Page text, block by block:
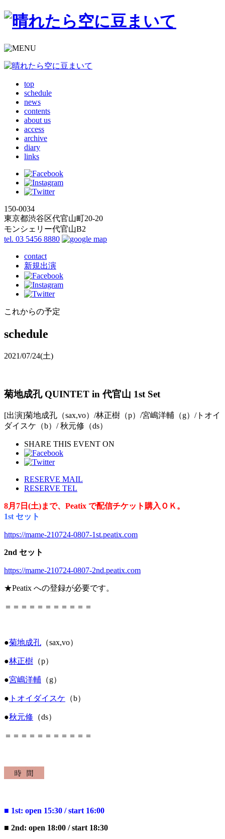
top
schedule
news
contents
about us
access
archive
diary
links
150-0034
東京都渋谷区代官山町20-20
モンシェリー代官山B2
tel. 03 5456 8880
contact
新規出演
これからの予定
schedule
2021/07/24(土)
菊地成孔 QUINTET in 代官山 1st Set
[出演]菊地成孔（sax,vo）/林正樹（p）/宮嶋洋輔（g）/トオイ
ダイスケ（b）/ 秋元修（ds）
SHARE THIS EVENT ON
RESERVE MAIL
RESERVE TEL
8月7日(土)まで、 Peatix で配信チケット購入ＯＫ。
1st セット
https://mame-210724-0807-1st.peatix.com
2nd セット
https://mame-210724-0807-2nd.peatix.com
★Peatix への登録が必要です。
＝＝＝＝＝＝＝＝＝＝＝
●菊地成孔 （sax,vo）
●林正樹 （p）
●宮嶋洋輔 （g）
● トオイダイスケ （b）
●秋元修 （ds）
＝＝＝＝＝＝＝＝＝＝＝
■ 1st: open 15:30 / start 16:00
■ 2nd: open 18:00 / start 18:30